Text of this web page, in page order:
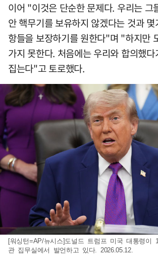
이어 "이것은 단순한 문제다. 우리는 그
안 핵무기를 보유하지 않겠다는 것과
항들을 보장하기를 원한다"며 "하지만
가지 못한다. 처음에는 우리와 합의했
집는다"고 토로했다.
[워싱턴=AP/뉴시스]도널드 트럼프 미국 대통령이
관 집무실에서 발언하고 있다. 2026.05.12.